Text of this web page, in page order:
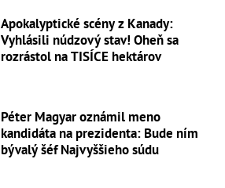
Apokalyptické scény z Kanady:
Vyhlásili núdzový stav! Oheň sa
rozrástol na TISÍCE hektárov
Péter Magyar oznámil meno
kandidáta na prezidenta: Bude ním
bývalý šéf Najvyššieho súdu